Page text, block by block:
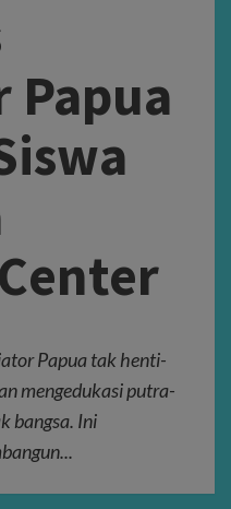
Papua
Papua tak henti-
mengedukasi putra-
bangsa. Ini